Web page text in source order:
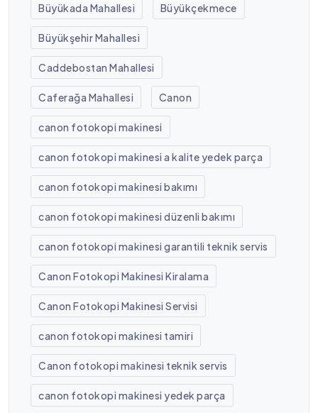
Büyükada Mahallesi Büyükçekmece
Büyükşehir Mahallesi
Caddebostan Mahallesi
Caferağa Mahallesi Canon
canon fotokopi makinesi
canon fotokopi makinesi a kalite yedek parça
canon fotokopi makinesi bakımı
canon fotokopi makinesi düzenli bakımı
canon fotokopi makinesi garantili teknik servis
Canon Fotokopi Makinesi Kiralama
Canon Fotokopi Makinesi Servisi
canon fotokopi makinesi tamiri
Canon fotokopi makinesi teknik servis
canon fotokopi makinesi yedek parça